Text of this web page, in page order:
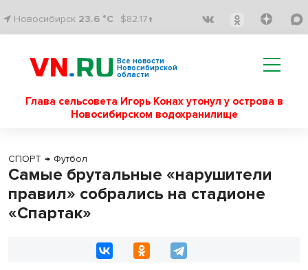
Новосибирск 23.6 °C $82.17↑
Все новости
Новосибирской
области
Глава сельсовета Игорь Конах утонул у острова в
Новосибирском водохранилище
СПОРТ → Футбол
Самые брутальные «нарушители
правил» собрались на стадионе
«Спартак»